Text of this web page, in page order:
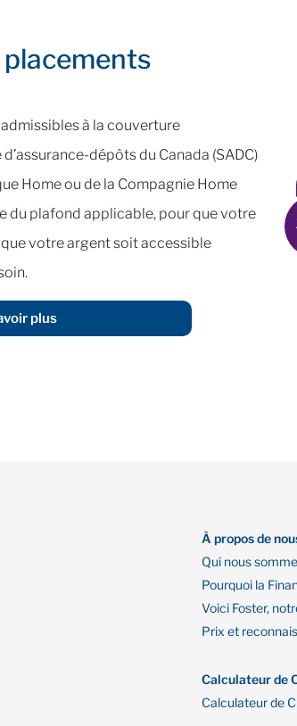
à la couverture
dépôts du Canada (SADC)
Home ou de la Compagnie Home
du plafond applicable, pour que votre
votre argent soit accessible
plus
À propos de
Qui nous
Pourquoi la
Voici Foster,
Prix et
Calculateur de
Calculateur de